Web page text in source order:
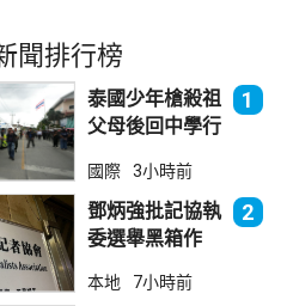
聞排行榜
泰國少年槍殺祖
父母後回中學行
死23傷
1
國際 3小時前
鄧炳強批記協執
委選舉黑箱作
國安一定「釘死
2
本地 7小時前